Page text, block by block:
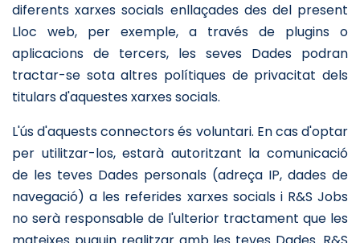
diferents xarxes socials enllaçades des del present
Lloc web, per exemple, a través de plugins o
aplicacions de tercers, les seves Dades podran
tractar-se sota altres polítiques de privacitat dels
titulars d'aquestes xarxes socials.
L'ús d'aquests connectors és voluntari. En cas d'optar
per utilitzar-los, estarà autoritzant la comunicació
de les teves Dades personals (adreça IP, dades de
navegació) a les referides xarxes socials i R&S Jobs
no serà responsable de l'ulterior tractament que les